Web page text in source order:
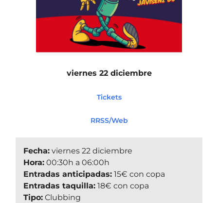
viernes 22 diciembre
Tickets
RRSS/Web
Fecha: viernes 22 diciembre
Hora: 00:30h a 06:00h
Entradas anticipadas: 15€ con copa
Entradas taquilla: 18€ con copa
Tipo: Clubbing